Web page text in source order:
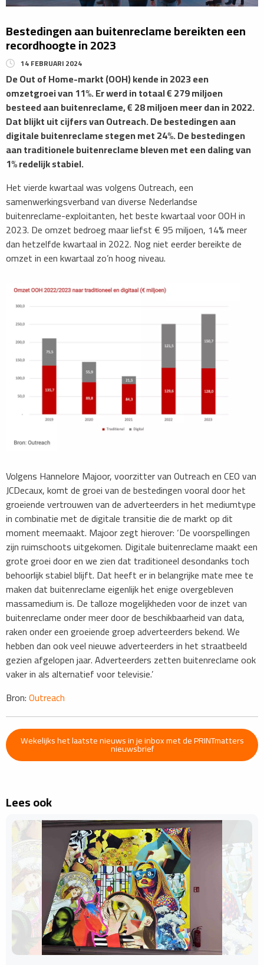
Bestedingen aan buitenreclame bereikten een
recordhoogte in 2023
14 FEBRUARI 2024
De Out of Home-markt (OOH) kende in 2023 een
omzetgroei van 11%. Er werd in totaal € 279 miljoen
besteed aan buitenreclame, € 28 miljoen meer dan in 2022.
Dat blijkt uit cijfers van Outreach. De bestedingen aan
digitale buitenreclame stegen met 24%. De bestedingen
aan traditionele buitenreclame bleven met een daling van
1% redelijk stabiel.
Het vierde kwartaal was volgens Outreach, een
samenwerkingsverband van diverse Nederlandse
buitenreclame-exploitanten, het beste kwartaal voor OOH in
2023. De omzet bedroeg maar liefst € 95 miljoen, 14% meer
dan hetzelfde kwartaal in 2022. Nog niet eerder bereikte de
omzet in een kwartaal zo’n hoog niveau.
Volgens Hannelore Majoor, voorzitter van Outreach en CEO van
JCDecaux, komt de groei van de bestedingen vooral door het
groeiende vertrouwen van de adverteerders in het mediumtype
in combinatie met de digitale transitie die de markt op dit
moment meemaakt. Majoor zegt hierover: ‘De voorspellingen
zijn ruimschoots uitgekomen. Digitale buitenreclame maakt een
grote groei door en we zien dat traditioneel desondanks toch
behoorlijk stabiel blijft. Dat heeft er in belangrijke mate mee te
maken dat buitenreclame eigenlijk het enige overgebleven
massamedium is. De talloze mogelijkheden voor de inzet van
buitenreclame onder meer door de beschikbaarheid van data,
raken onder een groeiende groep adverteerders bekend. We
hebben dan ook veel nieuwe adverteerders in het straatbeeld
gezien afgelopen jaar. Adverteerders zetten buitenreclame ook
vaker in als alternatief voor televisie.’
Bron:Outreach
Wekelijks het laatste nieuws in je inbox met de PRINTmatters
nieuwsbrief
Lees ook